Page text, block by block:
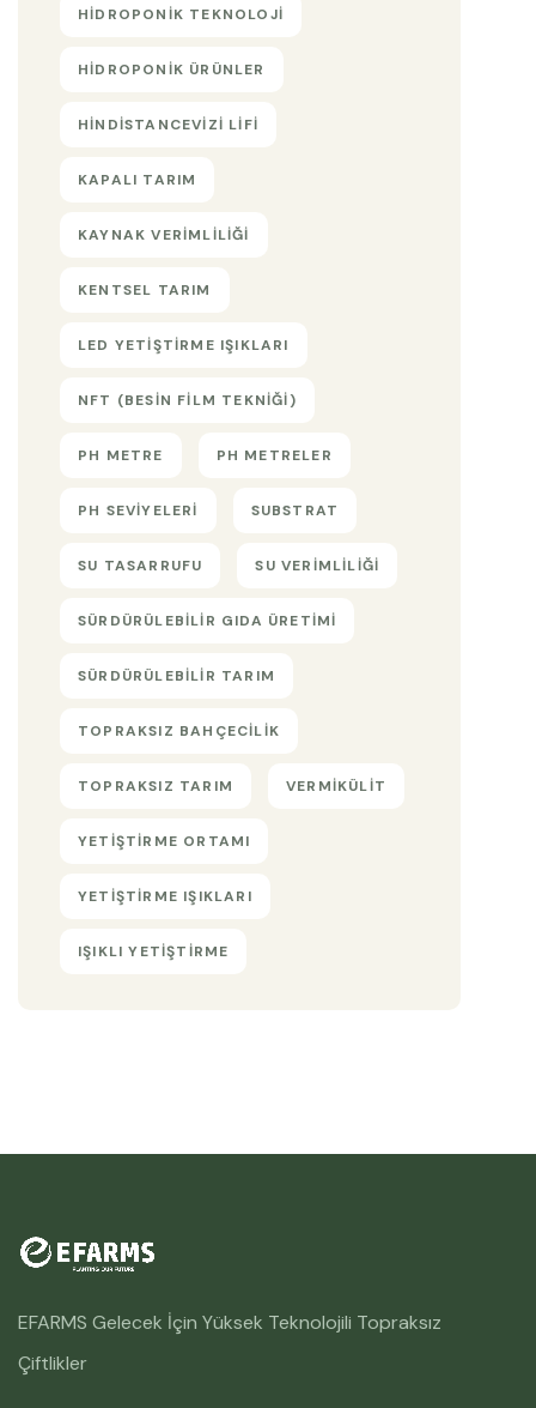
HIDROPONIK TEKNOLOJI
HIDROPONIK ÜRÜNLER
HINDISTANCEVIZI LIFI
KAPALI TARIM
KAYNAK VERIMLILIĞI
KENTSEL TARIM
LED YETIŞTIRME IŞIKLARI
NFT (BESIN FILM TEKNIĞI)
PH METRE PH METRELER
PH SEVIYELERI SUBSTRAT
SU TASARRUFU SU VERIMLILIĞI
SÜRDÜRÜLEBILIR GIDA ÜRETIMI
SÜRDÜRÜLEBILIR TARIM
TOPRAKSIZ BAHÇECILIK
TOPRAKSIZ TARIM VERMIKÜLIT
YETIŞTIRME ORTAMI
YETIŞTIRME IŞIKLARI
IŞIKLI YETIŞTIRME
EFARMS Gelecek İçin Yüksek Teknolojili Topraksız
Çiftlikler